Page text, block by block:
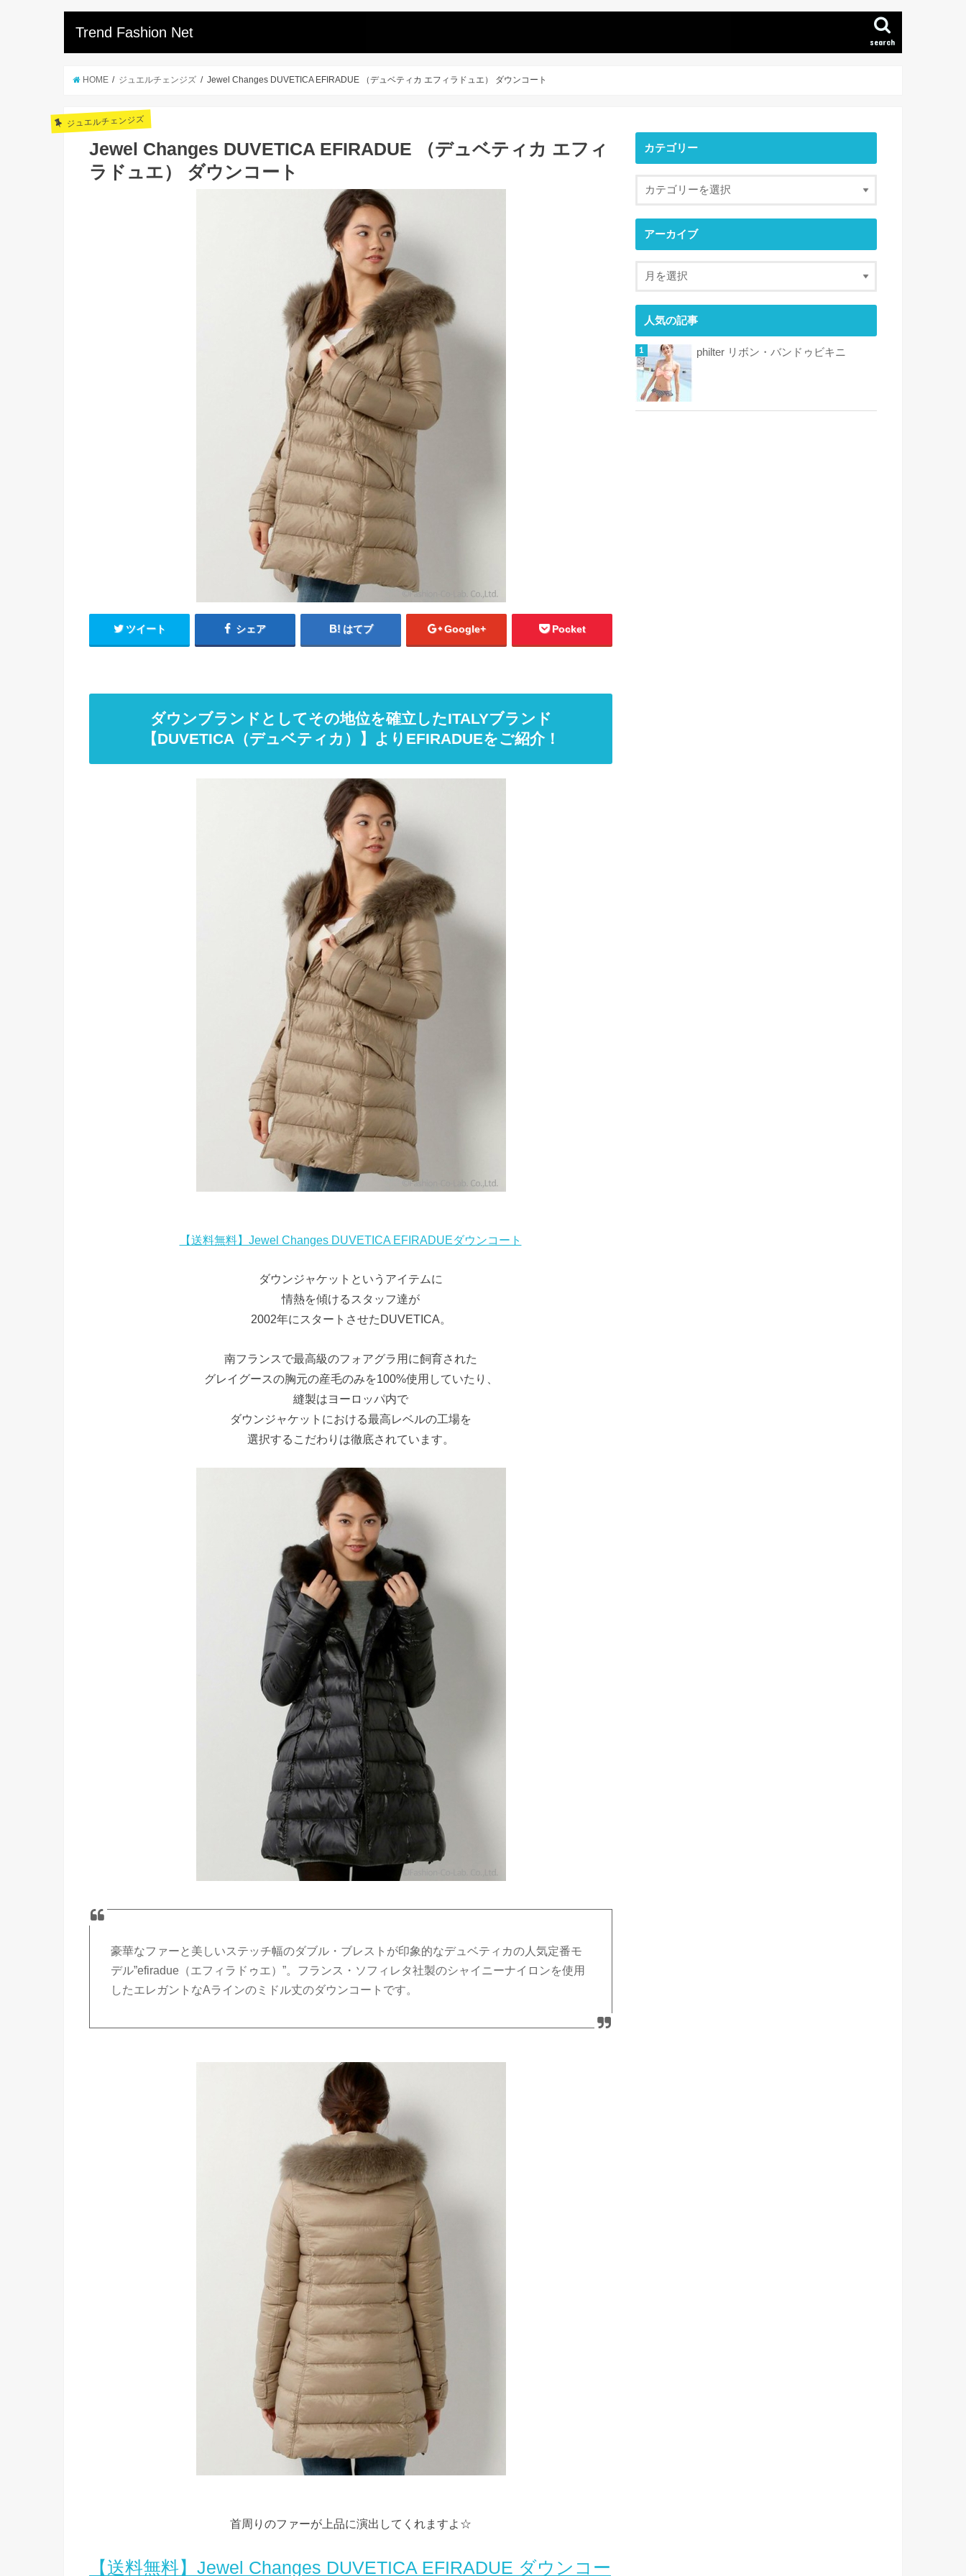
Trend Fashion Net
search
HOME ジュエルチェンジズ Jewel Changes DUVETICA EFIRADUE （デュベティカ エフィラドュエ） ダウンコート
ジュエルチェンジズ
Jewel Changes DUVETICA EFIRADUE （デュベティカ エフィ
ラドュエ） ダウンコート
ツイート シェア はてブ Google+ Pocket
ダウンブランドとしてその地位を確立したITALYブランド
【DUVETICA（デュベティカ）】よりEFIRADUEをご紹介！
【送料無料】Jewel Changes DUVETICA EFIRADUEダウンコート
ダウンジャケットというアイテムに
情熱を傾けるスタッフ達が
2002年にスタートさせたDUVETICA。
南フランスで最高級のフォアグラ用に飼育された
グレイグースの胸元の産毛のみを100%使用していたり、
縫製はヨーロッパ内で
ダウンジャケットにおける最高レベルの工場を
選択するこだわりは徹底されています。
豪華なファーと美しいステッチ幅のダブル・ブレストが印象的なデュベティカの人気定番モ
デル”efiradue（エフィラドゥエ）”。フランス・ソフィレタ社製のシャイニーナイロンを使用
したエレガントなAラインのミドル丈のダウンコートです。
首周りのファーが上品に演出してくれますよ☆
【送料無料】Jewel Changes DUVETICA EFIRADUE ダウンコー
カテゴリー
アーカイブ
人気の記事
philter リボン・バンドゥビキニ